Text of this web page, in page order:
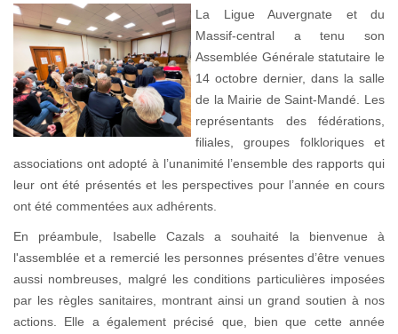
La Ligue Auvergnate et du
Massif-central a tenu son
Assemblée Générale statutaire le
14 octobre dernier, dans la salle
de la Mairie de Saint-Mandé. Les
représentants des fédérations,
filiales, groupes folkloriques et
associations ont adopté à l’unanimité l’ensemble des rapports qui
leur ont été présentés et les perspectives pour l’année en cours
ont été commentées aux adhérents.
En préambule, Isabelle Cazals a souhaité la bienvenue à
l'assemblée et a remercié les personnes présentes d’être venues
aussi nombreuses, malgré les conditions particulières imposées
par les règles sanitaires, montrant ainsi un grand soutien à nos
actions. Elle a également précisé que, bien que cette année